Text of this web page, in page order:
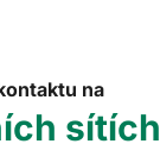
na
sítích